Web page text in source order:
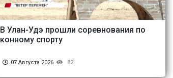
В Улан-Удэ прошли соревнования по
конному спорту
07 Августа 2026 82